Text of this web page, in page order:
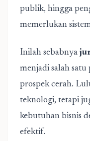
publik, hingga
memerlukan
Inilah sebabnya
menjadi salah
prospek cerah.
teknologi, tetapi
kebutuhan bisnis
efektif.